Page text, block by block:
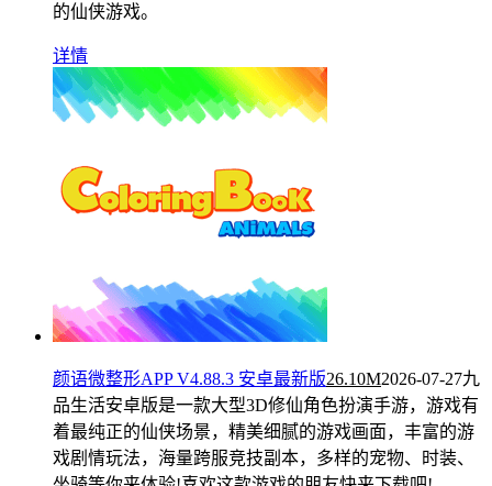
的仙侠游戏。
详情
颜语微整形APP V4.88.3 安卓最新版26.10M2026-07-27九
品生活安卓版是一款大型3D修仙角色扮演手游，游戏有
着最纯正的仙侠场景，精美细腻的游戏画面，丰富的游
戏剧情玩法，海量跨服竞技副本，多样的宠物、时装、